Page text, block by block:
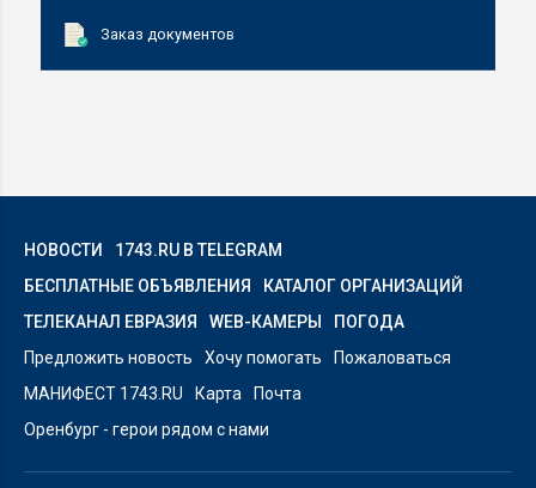
Заказ документов
НОВОСТИ
1743.RU В TELEGRAM
БЕСПЛАТНЫЕ ОБЪЯВЛЕНИЯ
КАТАЛОГ ОРГАНИЗАЦИЙ
ТЕЛЕКАНАЛ ЕВРАЗИЯ
WEB-КАМЕРЫ
ПОГОДА
Предложить новость
Хочу помогать
Пожаловаться
МАНИФЕСТ 1743.RU
Карта
Почта
Оренбург - герои рядом с нами